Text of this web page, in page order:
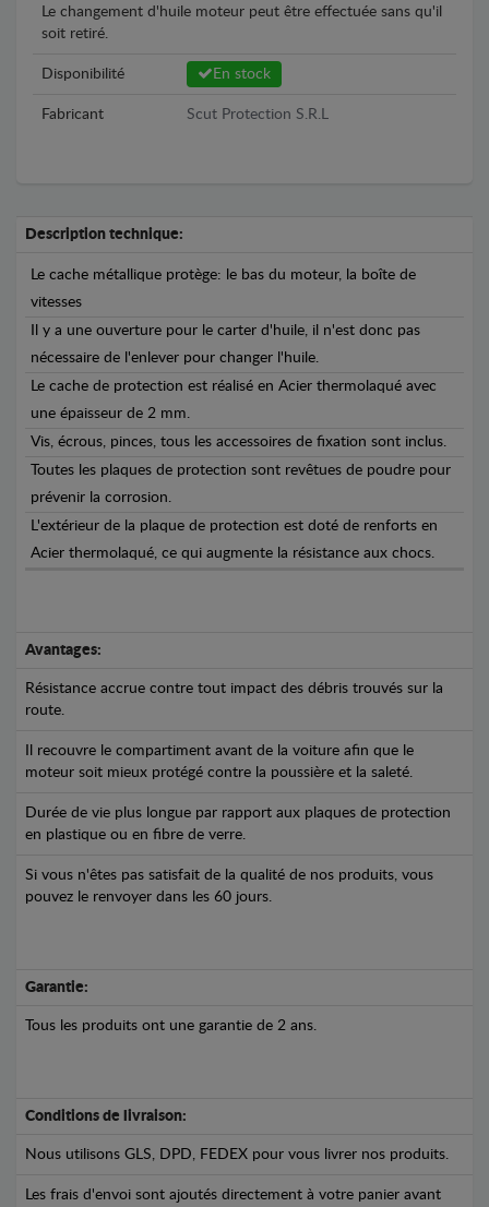
Le changement d'huile moteur peut être effectuée sans qu'il
soit retiré.
Disponibilité En stock
Fabricant Scut Protection S.R.L
Description technique:
Le cache métallique protège: le bas du moteur, la boîte de
vitesses
Il y a une ouverture pour le carter d'huile, il n'est donc pas
nécessaire de l'enlever pour changer l'huile.
Le cache de protection est réalisé en Acier thermolaqué avec
une épaisseur de 2 mm.
Vis, écrous, pinces, tous les accessoires de fixation sont inclus.
Toutes les plaques de protection sont revêtues de poudre pour
prévenir la corrosion.
L'extérieur de la plaque de protection est doté de renforts en
Acier thermolaqué, ce qui augmente la résistance aux chocs.
Avantages:
Résistance accrue contre tout impact des débris trouvés sur la
route.
Il recouvre le compartiment avant de la voiture afin que le
moteur soit mieux protégé contre la poussière et la saleté.
Durée de vie plus longue par rapport aux plaques de protection
en plastique ou en fibre de verre.
Si vous n'êtes pas satisfait de la qualité de nos produits, vous
pouvez le renvoyer dans les 60 jours.
Garantie:
Tous les produits ont une garantie de 2 ans.
Conditions de livraison:
Nous utilisons GLS, DPD, FEDEX pour vous livrer nos produits.
Les frais d'envoi sont ajoutés directement à votre panier avant